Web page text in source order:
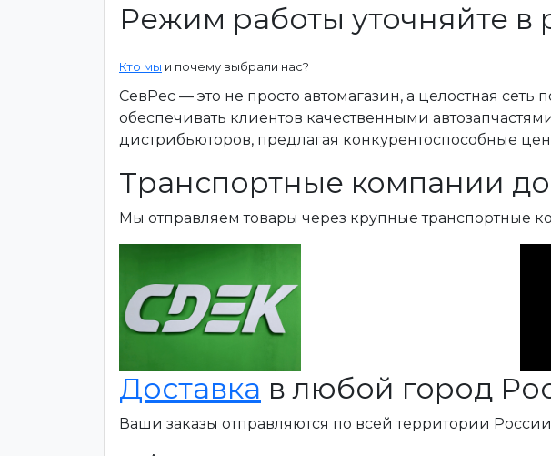
Режим работы уточняйте в
Кто мы и почему выбрали нас?
СевРес — это не просто автомагазин, а целостная
обеспечивать клиентов качественными
дистрибьюторов, предлагая конкурентоспособные
Транспортные компании
Мы отправляем товары через крупные транспортные
Доставка в любой город
Ваши заказы отправляются по всей территории